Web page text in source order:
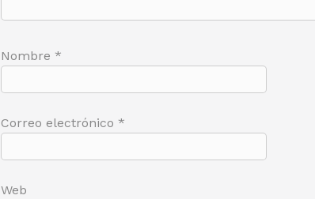
Nombre *
Correo electrónico *
Web